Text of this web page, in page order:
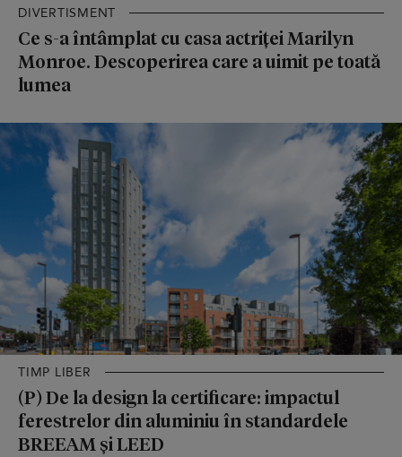
DIVERTISMENT
Ce s-a întâmplat cu casa actriței Marilyn
Monroe. Descoperirea care a uimit pe toată
lumea
TIMP LIBER
(P) De la design la certificare: impactul
ferestrelor din aluminiu în standardele
BREEAM și LEED